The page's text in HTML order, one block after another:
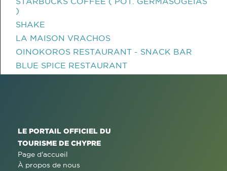
)
SHAKE
LA MAISON VRACHOS
OINOKOROS RESTAURANT - SNACK BAR
BLUE SPICE RESTAURANT
LE PORTAIL OFFICIEL DU
TOURISME DE CHYPRE
Page d'accueil
À propos de nous